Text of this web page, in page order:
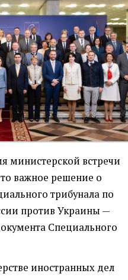
министерской встречи
важное решение о
трибунала по
против Украины —
Специального
иностранных дел